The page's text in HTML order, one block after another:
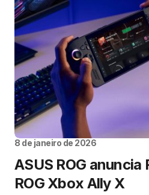
8 de janeiro de 2026
ASUS ROG anuncia
ROG Xbox Ally X